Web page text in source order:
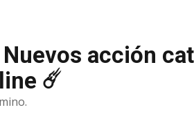
acción
☄️